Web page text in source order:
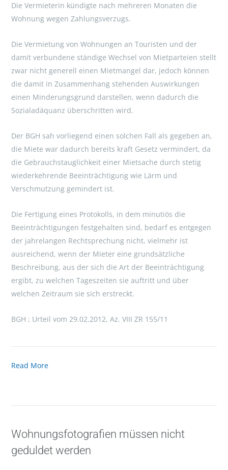
Die Vermieterin kündigte nach mehreren Monaten die
Wohnung wegen Zahlungsverzugs.
Die Vermietung von Wohnungen an Touristen und der
damit verbundene ständige Wechsel von Mietparteien stellt
zwar nicht generell einen Mietmangel dar, jedoch können
die damit in Zusammenhang stehenden Auswirkungen
einen Minderungsgrund darstellen, wenn dadurch die
Sozialadäquanz überschritten wird.
Der BGH sah vorliegend einen solchen Fall als gegeben an,
die Miete war dadurch bereits kraft Gesetz vermindert, da
die Gebrauchstauglichkeit einer Mietsache durch stetig
wiederkehrende Beeinträchtigung wie Lärm und
Verschmutzung gemindert ist.
Die Fertigung eines Protokolls, in dem minutiös die
Beeinträchtigungen festgehalten sind, bedarf es entgegen
der jahrelangen Rechtsprechung nicht, vielmehr ist
ausreichend, wenn der Mieter eine grundsätzliche
Beschreibung, aus der sich die Art der Beeinträchtigung
ergibt, zu welchen Tageszeiten sie auftritt und über
welchen Zeitraum sie sich erstreckt.
BGH ; Urteil vom 29.02.2012, Az. VIII ZR 155/11
Read More
Wohnungsfotografien müssen nicht
geduldet werden